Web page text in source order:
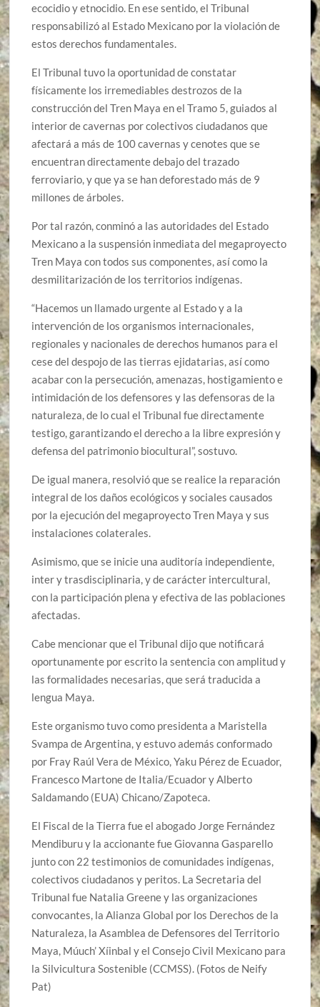
ecocidio y etnocidio. En ese sentido, el Tribunal
responsabilizó al Estado Mexicano por la violación de
estos derechos fundamentales.
El Tribunal tuvo la oportunidad de constatar
físicamente los irremediables destrozos de la
construcción del Tren Maya en el Tramo 5, guiados al
interior de cavernas por colectivos ciudadanos que
afectará a más de 100 cavernas y cenotes que se
encuentran directamente debajo del trazado
ferroviario, y que ya se han deforestado más de 9
millones de árboles.
Por tal razón, conminó a las autoridades del Estado
Mexicano a la suspensión inmediata del megaproyecto
Tren Maya con todos sus componentes, así como la
desmilitarización de los territorios indígenas.
“Hacemos un llamado urgente al Estado y a la
intervención de los organismos internacionales,
regionales y nacionales de derechos humanos para el
cese del despojo de las tierras ejidatarias, así como
acabar con la persecución, amenazas, hostigamiento e
intimidación de los defensores y las defensoras de la
naturaleza, de lo cual el Tribunal fue directamente
testigo, garantizando el derecho a la libre expresión y
defensa del patrimonio biocultural”, sostuvo.
De igual manera, resolvió que se realice la reparación
integral de los daños ecológicos y sociales causados
por la ejecución del megaproyecto Tren Maya y sus
instalaciones colaterales.
Asimismo, que se inicie una auditoría independiente,
inter y trasdisciplinaria, y de carácter intercultural,
con la participación plena y efectiva de las poblaciones
afectadas.
Cabe mencionar que el Tribunal dijo que notificará
oportunamente por escrito la sentencia con amplitud y
las formalidades necesarias, que será traducida a
lengua Maya.
Este organismo tuvo como presidenta a Maristella
Svampa de Argentina, y estuvo además conformado
por Fray Raúl Vera de México, Yaku Pérez de Ecuador,
Francesco Martone de Italia/Ecuador y Alberto
Saldamando (EUA) Chicano/Zapoteca.
El Fiscal de la Tierra fue el abogado Jorge Fernández
Mendiburu y la accionante fue Giovanna Gasparello
junto con 22 testimonios de comunidades indígenas,
colectivos ciudadanos y peritos. La Secretaria del
Tribunal fue Natalia Greene y las organizaciones
convocantes, la Alianza Global por los Derechos de la
Naturaleza, la Asamblea de Defensores del Territorio
Maya, Múuch’ Xíinbal y el Consejo Civil Mexicano para
la Silvicultura Sostenible (CCMSS). (Fotos de Neify
Pat)